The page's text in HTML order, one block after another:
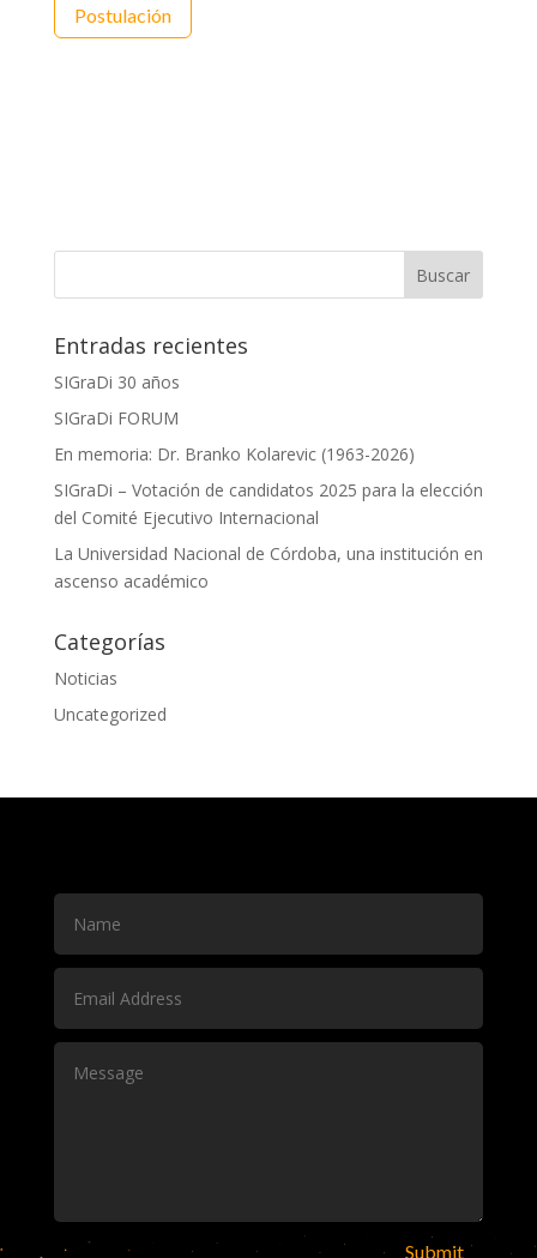
Postulación
Entradas recientes
SIGraDi 30 años
SIGraDi FORUM
En memoria: Dr. Branko Kolarevic (1963-2026)
SIGraDi – Votación de candidatos 2025 para la elección
del Comité Ejecutivo Internacional
La Universidad Nacional de Córdoba, una institución en
ascenso académico
Categorías
Noticias
Uncategorized
Submit